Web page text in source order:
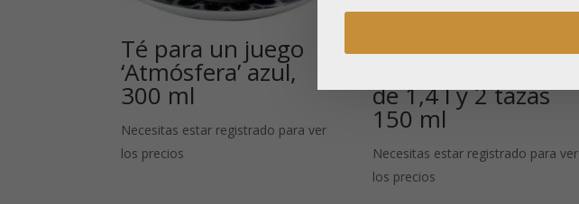
Té para un juego
‘Atmósfera’ azul,
300 ml
Necesitas estar registrado para ver
los precios
Fuhao: Juego
de 1,4 l y 2 tazas
150 ml
Necesitas estar registrado para ver
los precios